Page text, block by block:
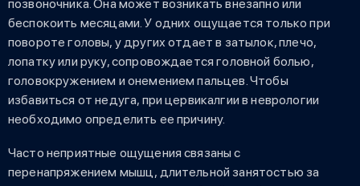
позвоночника. Она может возникать внезапно или
беспокоить месяцами. У одних ощущается только при
повороте головы, у других отдает в затылок, плечо,
лопатку или руку, сопровождается головной болью,
головокружением и онемением пальцев. Чтобы
избавиться от недуга, при цервикалгии в неврологии
необходимо определить ее причину.
Часто неприятные ощущения связаны с
перенапряжением мышц, длительной занятостью за